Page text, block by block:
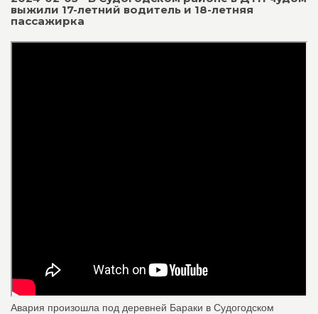
выжили 17-летний водитель и 18-летняя
пассажирка
Авария произошла под деревней Бараки в Судогодском